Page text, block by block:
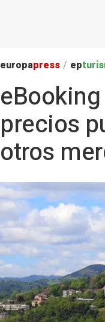
europapress / ep
precios
otros